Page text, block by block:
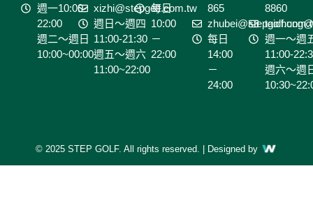
週一10:00-
22:00
週二～週日
10:00~00:00
xizhi@stepgolf.com.tw
週日～週四
11:00-21:30
週五～週六
11:00~22:00
每日
10:00
－
22:00
865
每日
14:00
－
24:00
8860
週一～週
11:00-
週六～週
© 2025 STEP GOLF. All rights reserved. | Designed by